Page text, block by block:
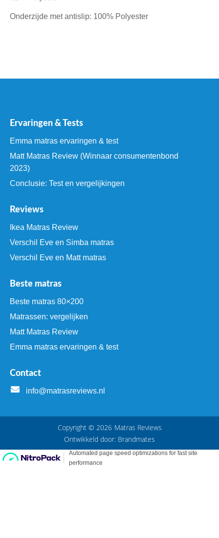
Onderzijde met antislip: 100% Polyester
Ervaringen & Tests
Emma matras ervaringen & test
Matt Matras Review (Winnaar consumentenbond
2023)
Conclusie: Test en vergelijkingen
Reviews
Ikea Matras Review
Verschil Eve en Simba matras
Verschil Eve en Matt matras
Beste matras
Beste matras 80×200
Matrassen: vergelijken
Matt Matras Review
Emma matras ervaringen & test
Contact
info@matrasreviews.nl
Copyright © 2026 Matras Reviews
Ontwikkeld door: Brandmates